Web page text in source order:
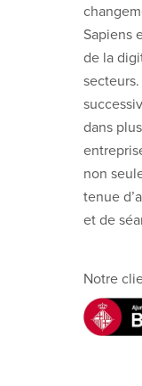
Sapiens
de la
dans
non
tenue
et de
Notre